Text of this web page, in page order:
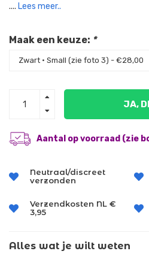
.... Lees meer..
Maak een keuze: *
JA,
Aantal op voorraad (zie
Neutraal/discreet
verzonden
Verzendkosten NL €
3,95
Alles wat je wilt weten